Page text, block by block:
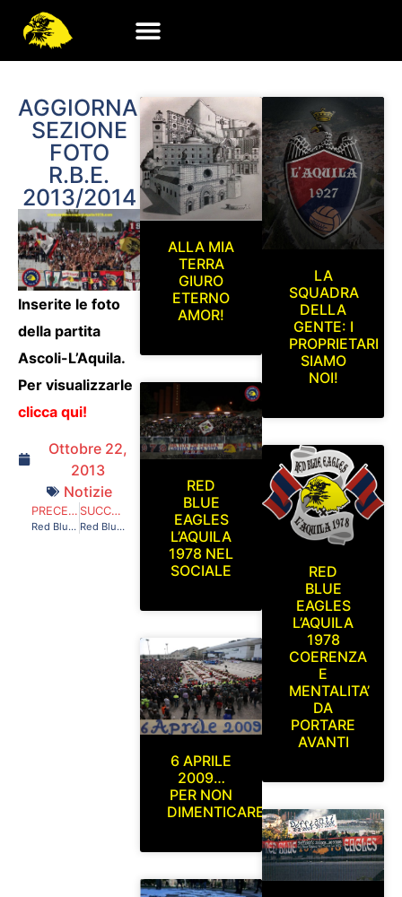
AGGIORNAMENTO
SEZIONE
FOTO
R.B.E.
2013/2014
Inserite le foto
della partita
Ascoli-L’Aquila.
Per visualizzarle
clicca qui!
Ottobre 22,
2013
Notizie
PRECEDENTE
Red Blue Eagles L’Aquila 1978 ad Ascoli. Ascoli-L’Aquila Domenica 22 Settembre 2013
SUCCESSIVO
Red Blue Eagles L’Aquila 1978 in Curva Sud. L’Aquila-Viareggio. Domenica 29 Settembre 2013
ALLA MIA
TERRA
GIURO
ETERNO
AMOR!
RED
BLUE
EAGLES
L’AQUILA
1978 NEL
SOCIALE
6 APRILE
2009…
PER NON
DIMENTICARE
LA
SQUADRA
DELLA
GENTE: I
PROPRIETARI
SIAMO
NOI!
RED
BLUE
EAGLES
L’AQUILA
1978
COERENZA
E
MENTALITA’
DA
PORTARE
AVANTI